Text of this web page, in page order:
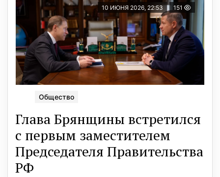
10 ИЮНЯ 2026, 22:53 151
Общество
Глава Брянщины встретился
с первым заместителем
Председателя Правительства
РФ